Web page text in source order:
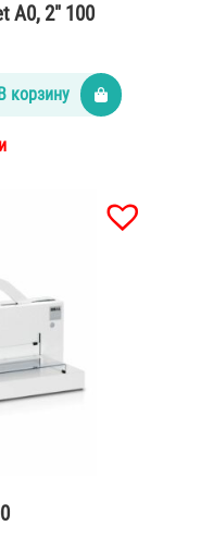
A0, 2″ 100
В корзину